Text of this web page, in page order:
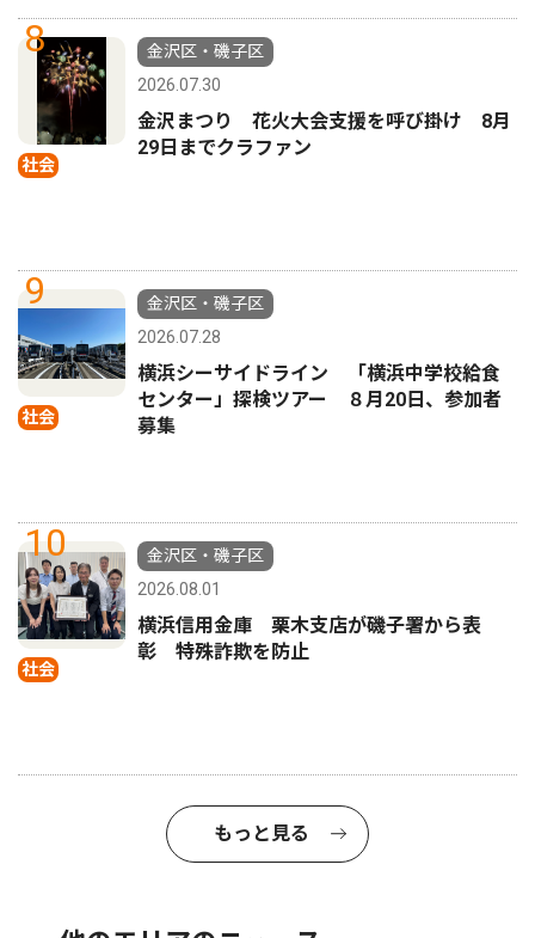
8
社会
金沢区・磯子区
2026.07.30
金沢まつり 花火大会支援を呼び掛け 8月
29日までクラファン
9
社会
金沢区・磯子区
2026.07.28
横浜シーサイドライン 「横浜中学校給食
センター」探検ツアー ８月20日、参加者
募集
10
社会
金沢区・磯子区
2026.08.01
横浜信用金庫 栗木支店が磯子署から表
彰 特殊詐欺を防止
もっと見る